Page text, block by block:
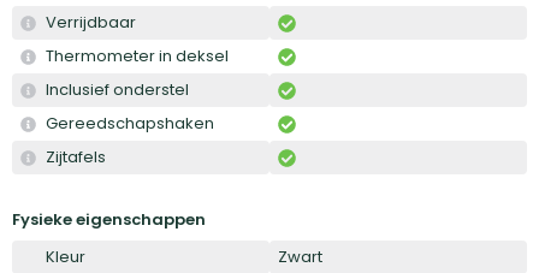
Verrijdbaar
Thermometer in deksel
Inclusief onderstel
Gereedschapshaken
Zijtafels
Fysieke eigenschappen
Kleur
Zwart